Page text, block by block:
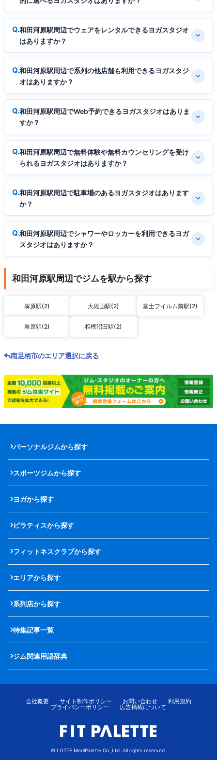
和田河原駅周辺でウェアをレンタルできるヨガスタジオ
はありますか？
和田河原駅周辺で系列の他店舗も利用できるヨガスタジ
オはありますか？
和田河原駅周辺でWeb予約できるヨガスタジオはありま
すか？
和田河原駅周辺で無料体験や無料カウンセリングを受け
られるヨガスタジオはありますか？
和田河原駅周辺で駐車場のあるヨガスタジオはあります
か？
和田河原駅周辺でシャワーやロッカーを利用できるヨガ
スタジオはありますか？
和田河原駅周辺でジムを駅から探す
塚原駅(2) 大雄山駅(2) 富士フイルム前駅(2)
岩原駅(2) 相模沼田駅(2)
南足柄市のエリア選択に戻る
パーソナルジムから探す
スポーツジムから探す
ヨガから探す
ピラティスから探す
フィットネスクラブから探す
エリアから探す
系列店から探す
特集記事一覧
ジム関連用語辞典
会社概要 サイト制作ポリシー お問い合わせ
利用規約
プライバシーポリシー
広告掲載について
© LOTTE MediPalette Co.,Ltd. All rights reserved.